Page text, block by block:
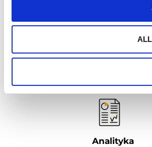
Rzetelność
Osoba przeprowadzająca wizytę
jakie dane wprowadził
Analityka